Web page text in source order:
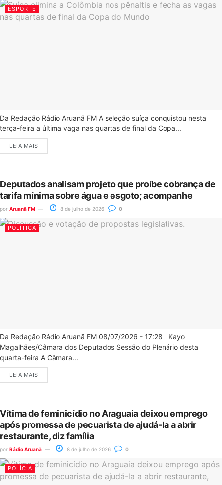
ESPORTE
Da Redação Rádio Aruanã FM A seleção suíça conquistou nesta
terça-feira a última vaga nas quartas de final da Copa...
LEIA MAIS
Deputados analisam projeto que proíbe cobrança de
tarifa mínima sobre água e esgoto; acompanhe
por Aruanã FM 8 de julho de 2026 0
POLÍTICA
Da Redação Rádio Aruanã FM 08/07/2026 - 17:28 Kayo
Magalhães/Câmara dos Deputados Sessão do Plenário desta
quarta-feira A Câmara...
LEIA MAIS
Vítima de feminicídio no Araguaia deixou emprego
após promessa de pecuarista de ajudá-la a abrir
restaurante, diz família
por Rádio Aruanã 8 de julho de 2026 0
POLÍCIA